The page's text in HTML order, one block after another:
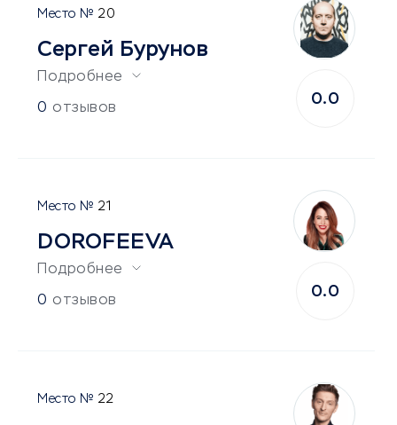
20
Сергей Бурунов
Подробнее
0 отзывов
0.0
21
DOROFEEVA
Подробнее
0 отзывов
0.0
22